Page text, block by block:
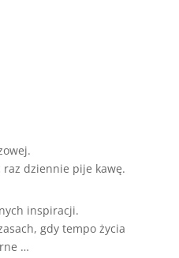
raz dziennie pije kawę.
inspiracji.
gdy tempo życia
…